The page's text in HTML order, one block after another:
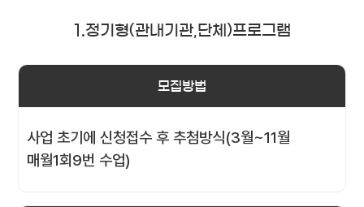
1.정기형(관내기관,단체)프로그램
모집방법
사업 초기에 신청접수 후 추첨방식(3월~11월
매월1회9번 수업)